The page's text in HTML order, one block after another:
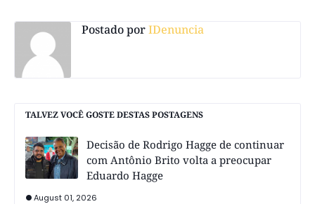
Postado porIDenuncia
TALVEZ VOCÊ GOSTE DESTAS POSTAGENS
Decisão de Rodrigo Hagge de continuar
com Antônio Brito volta a preocupar
Eduardo Hagge
August 01, 2026